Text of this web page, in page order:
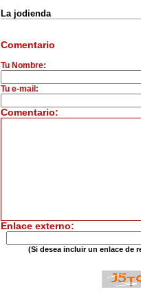
La jodienda
Comentario
Tu Nombre:
Tu e-mail:
Comentario:
Enlace externo:
(Si desea incluir un enlace de